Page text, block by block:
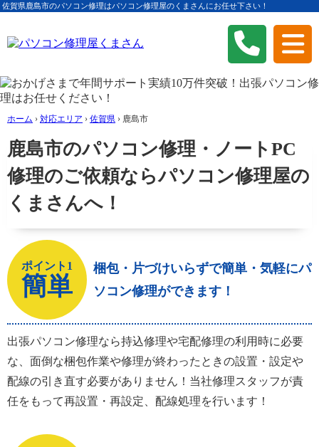
佐賀県鹿島市のパソコン修理はパソコン修理屋のくまさんにお任せ下さい！
ホーム › 対応エリア › 佐賀県 › 鹿島市
鹿島市のパソコン修理・ノートPC
修理のご依頼ならパソコン修理屋の
くまさんへ！
ポイント1
簡単
梱包・片づけいらずで簡単・気軽にパ
ソコン修理ができます！
出張パソコン修理なら持込修理や宅配修理の利用時に必要
な、面倒な梱包作業や修理が終わったときの設置・設定や
配線の引き直す必要がありません！当社修理スタッフが責
任をもって再設置・再設定、配線処理を行います！